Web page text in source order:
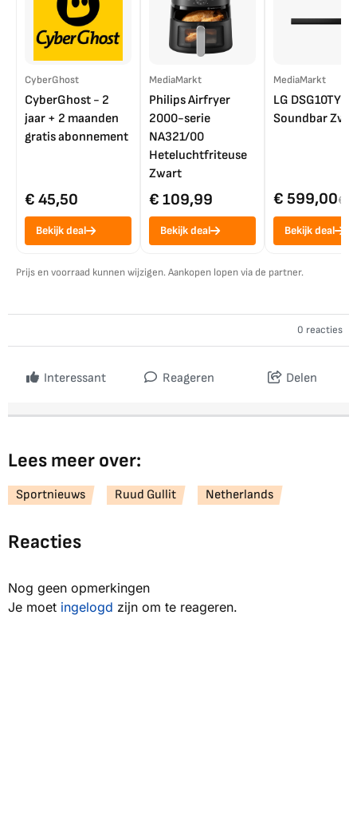
CyberGhost
CyberGhost - 2
jaar + 2 maanden
gratis abonnement
€ 45,50
Bekijk deal
MediaMarkt
Philips Airfryer
2000-serie
NA321/00
Heteluchtfriteuse
Zwart
€ 109,99
Bekijk deal
MediaMarkt
LG DSG10TY
Soundbar
€ 599,00€
Bekijk deal
Prijs en voorraad kunnen wijzigen. Aankopen lopen via de partner.
0 reacties
Interessant Reageren Delen
Lees meer over:
Sportnieuws Ruud Gullit Netherlands
Reacties
Nog geen opmerkingen
Je moet ingelogd zijn om te reageren.